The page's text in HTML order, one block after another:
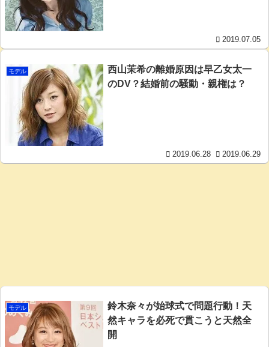
2019.07.05
モデル
西山茉希の離婚原因は早乙女太一
のDV？結婚前の騒動・親権は？
2019.06.28 2019.06.29
モデル
鈴木奈々が始球式で問題行動！天
然キャラを必死で貫こうと天然全
開